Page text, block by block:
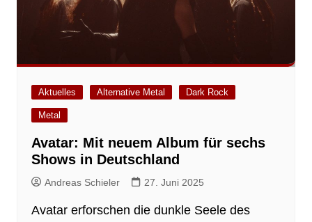
Aktuelles Alternative Metal Dark Rock
Metal
Avatar: Mit neuem Album für sechs
Shows in Deutschland
Andreas Schieler 27. Juni 2025
Avatar erforschen die dunkle Seele des